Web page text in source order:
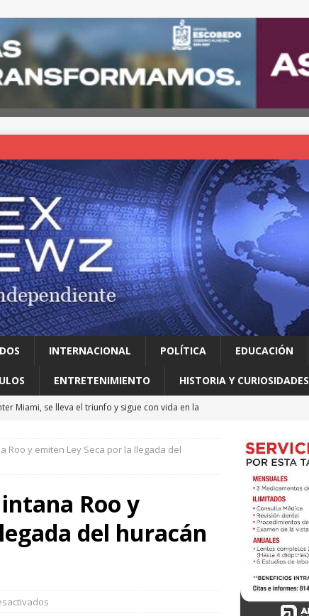
INTERNACIONAL POLÍTICA EDUCACIÓN
ENTRETENIMIENTO HISTORIA Y CURIOSIDADES
Miami, se lleva el triunfo y sigue con vida en la
Y CURIOSIDADES
sur de Nuevo León: Waldo
LOCAL
Roo y emiten Ley Seca por la llegada del
Roo y
del huracán